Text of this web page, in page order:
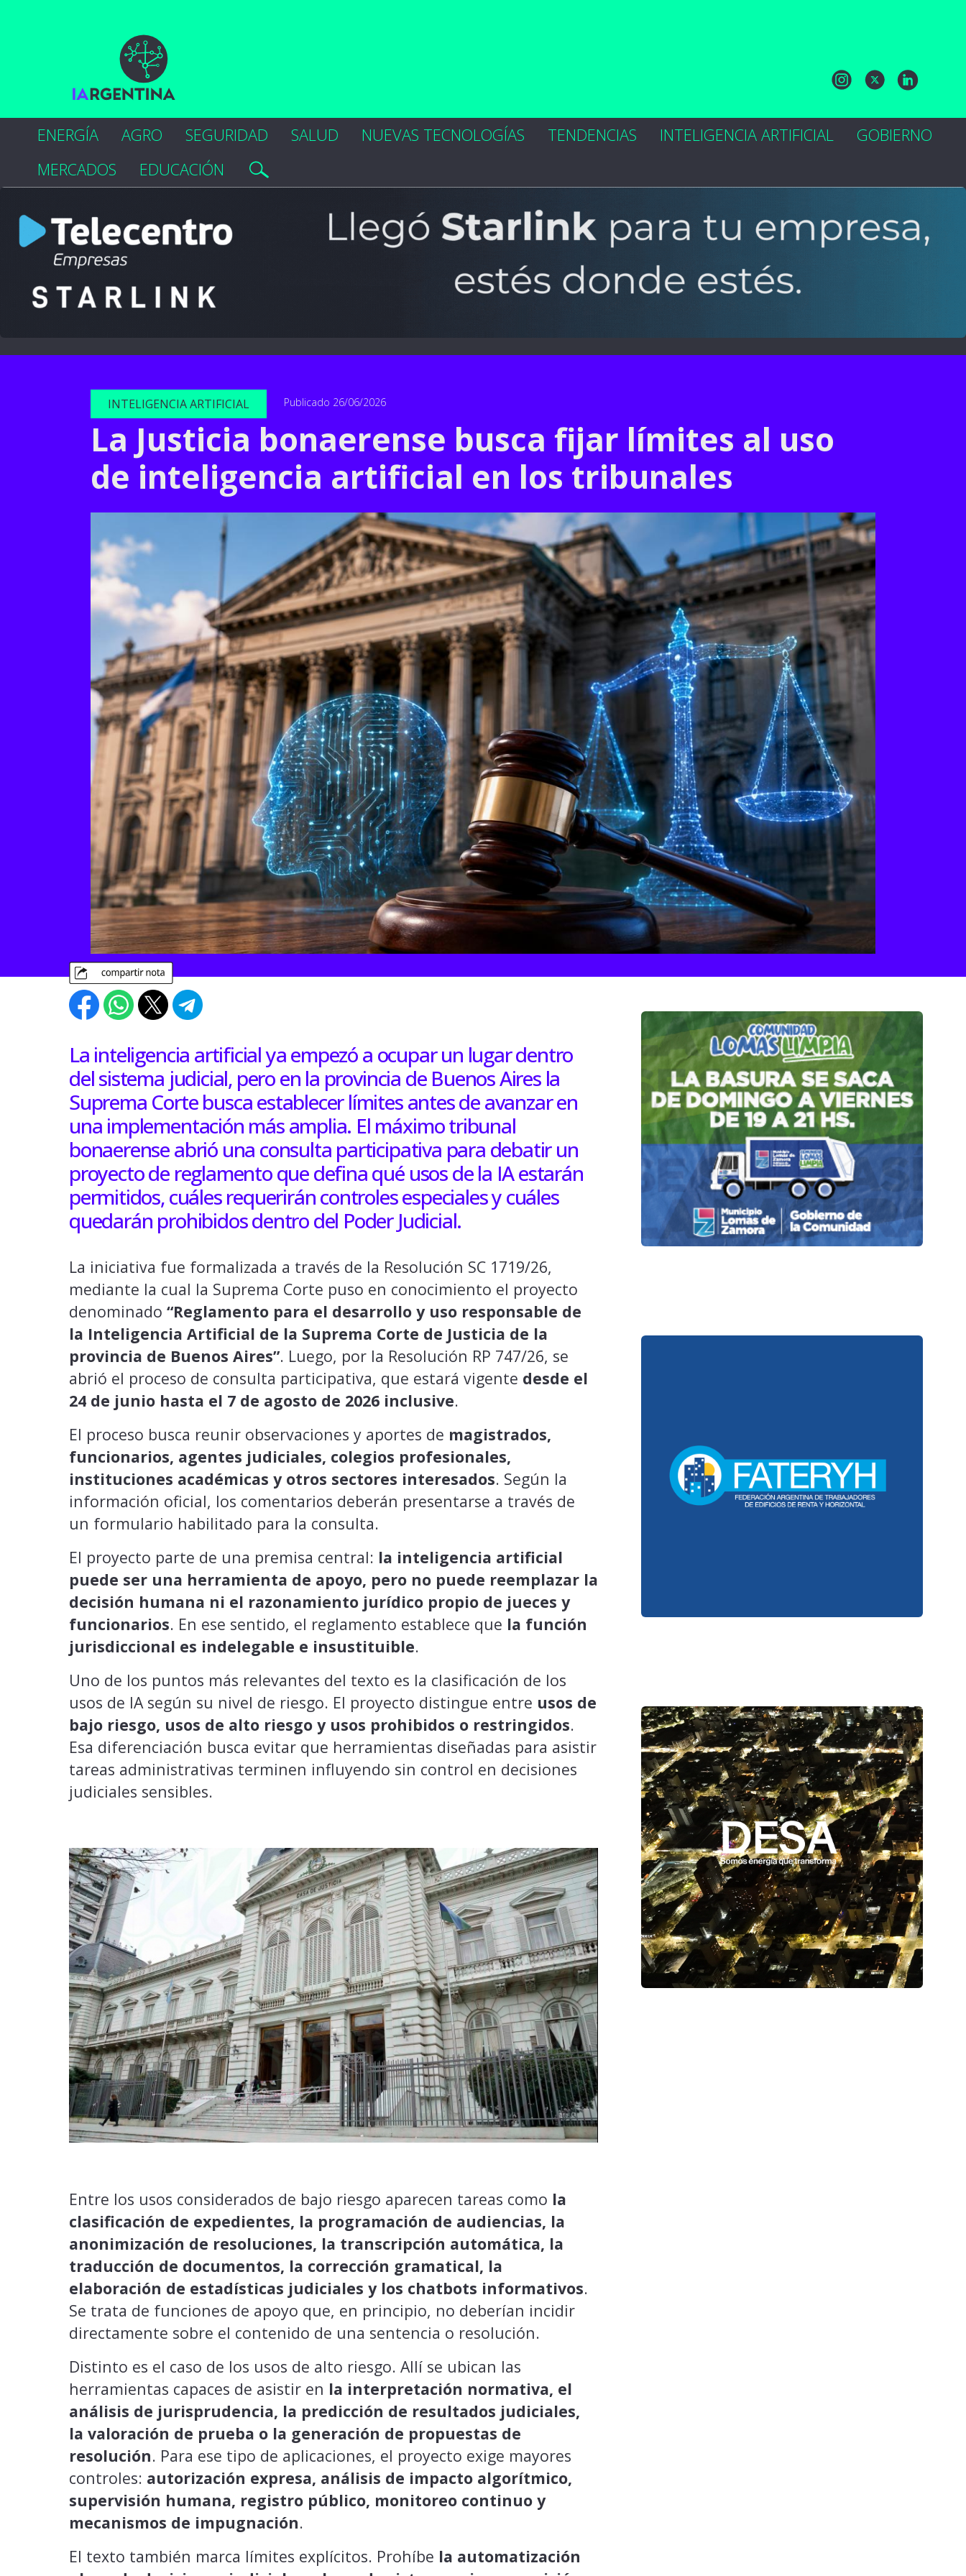
ENERGÍA AGRO SEGURIDAD SALUD NUEVAS TECNOLOGÍAS TENDENCIAS INTELIGENCIA ARTIFICIAL
GOBIERNO
MERCADOS
EDUCACIÓN
INTELIGENCIA ARTIFICIAL Publicado 26/06/2026
La Justicia bonaerense busca fijar límites al uso
de inteligencia artificial en los tribunales
La inteligencia artificial ya empezó a ocupar un lugar dentro
del sistema judicial, pero en la provincia de Buenos Aires la
Suprema Corte busca establecer límites antes de avanzar en
una implementación más amplia. El máximo tribunal
bonaerense abrió una consulta participativa para debatir un
proyecto de reglamento que defina qué usos de la IA estarán
permitidos, cuáles requerirán controles especiales y cuáles
quedarán prohibidos dentro del Poder Judicial.
La iniciativa fue formalizada a través de la Resolución SC 1719/26,
mediante la cual la Suprema Corte puso en conocimiento el proyecto
denominado “Reglamento para el desarrollo y uso responsable de
la Inteligencia Artificial de la Suprema Corte de Justicia de la
provincia de Buenos Aires”. Luego, por la Resolución RP 747/26, se
abrió el proceso de consulta participativa, que estará vigente desde el
24 de junio hasta el 7 de agosto de 2026 inclusive.
El proceso busca reunir observaciones y aportes de magistrados,
funcionarios, agentes judiciales, colegios profesionales,
instituciones académicas y otros sectores interesados. Según la
información oficial, los comentarios deberán presentarse a través de
un formulario habilitado para la consulta.
El proyecto parte de una premisa central: la inteligencia artificial
puede ser una herramienta de apoyo, pero no puede reemplazar la
decisión humana ni el razonamiento jurídico propio de jueces y
funcionarios. En ese sentido, el reglamento establece que la función
jurisdiccional es indelegable e insustituible.
Uno de los puntos más relevantes del texto es la clasificación de los
usos de IA según su nivel de riesgo. El proyecto distingue entre usos de
bajo riesgo, usos de alto riesgo y usos prohibidos o restringidos.
Esa diferenciación busca evitar que herramientas diseñadas para asistir
tareas administrativas terminen influyendo sin control en decisiones
judiciales sensibles.
Entre los usos considerados de bajo riesgo aparecen tareas como la
clasificación de expedientes, la programación de audiencias, la
anonimización de resoluciones, la transcripción automática, la
traducción de documentos, la corrección gramatical, la
elaboración de estadísticas judiciales y los chatbots informativos.
Se trata de funciones de apoyo que, en principio, no deberían incidir
directamente sobre el contenido de una sentencia o resolución.
Distinto es el caso de los usos de alto riesgo. Allí se ubican las
herramientas capaces de asistir en la interpretación normativa, el
análisis de jurisprudencia, la predicción de resultados judiciales,
la valoración de prueba o la generación de propuestas de
resolución. Para ese tipo de aplicaciones, el proyecto exige mayores
controles: autorización expresa, análisis de impacto algorítmico,
supervisión humana, registro público, monitoreo continuo y
mecanismos de impugnación.
El texto también marca límites explícitos. Prohíbe la automatización